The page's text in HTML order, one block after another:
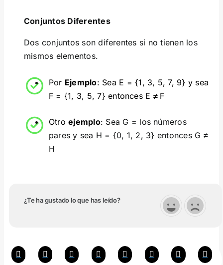
Conjuntos Diferentes
Dos conjuntos son diferentes si no tienen los
mismos elementos.
Por Ejemplo: Sea E = {1, 3, 5, 7, 9} y sea
F = {1, 3, 5, 7} entonces E ≠ F
Otroejemplo: Sea G = los números
pares y sea H = {0, 1, 2, 3} entonces G ≠
H
¿Te ha gustado lo que has leído?